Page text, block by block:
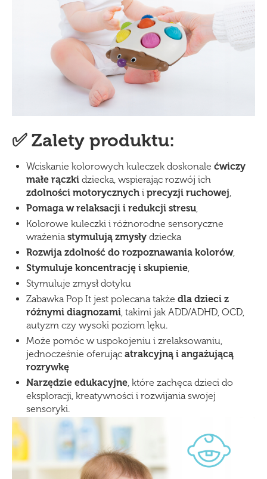
✅ Zalety produktu:
Wciskanie kolorowych kuleczek doskonale ćwiczy
małe rączki dziecka, wspierając rozwój ich
zdolności motorycznych i precyzji ruchowej,
Pomaga w relaksacji i redukcji stresu,
Kolorowe kuleczki i różnorodne sensoryczne
wrażeniastymulują zmysły dziecka
Rozwija zdolność do rozpoznawania kolorów,
Stymuluje koncentrację i skupienie,
Stymuluje zmysł dotyku
Zabawka Pop It jest polecana także dla dzieci z
różnymi diagnozami, takimi jak ADD/ADHD, OCD,
autyzm czy wysoki poziom lęku.
Może pomóc w uspokojeniu i zrelaksowaniu,
jednocześnie oferując atrakcyjną i angażującą
rozrywkę
Narzędzie edukacyjne, które zachęca dzieci do
eksploracji, kreatywności i rozwijania swojej
sensoryki.